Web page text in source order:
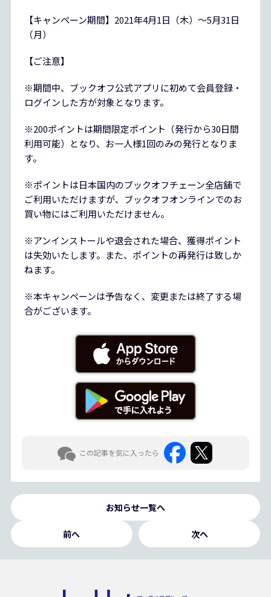
【キャンペーン期間】2021年4月1日（木）～5月31日
（月）
【ご注意】
※期間中、ブックオフ公式アプリに初めて会員登録・
ログインした方が対象となります。
※200ポイントは期間限定ポイント（発行から30日間
利用可能）となり、お一人様1回のみの発行となりま
す。
※ポイントは日本国内のブックオフチェーン全店舗で
ご利用いただけますが、ブックオフオンラインでのお
買い物にはご利用いただけません。
※アンインストールや退会された場合、獲得ポイント
は失効いたします。また、ポイントの再発行は致しか
ねます。
※本キャンペーンは予告なく、変更または終了する場
合がございます。
この記事を気に入ったら
お知らせ一覧へ
前へ 次へ